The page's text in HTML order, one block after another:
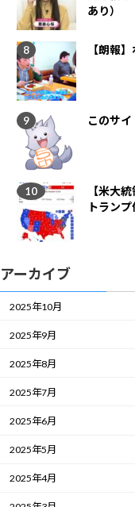
あり）
【朗報
このサ
【米大
トラン
アーカイブ
2025年10月
2025年9月
2025年8月
2025年7月
2025年6月
2025年5月
2025年4月